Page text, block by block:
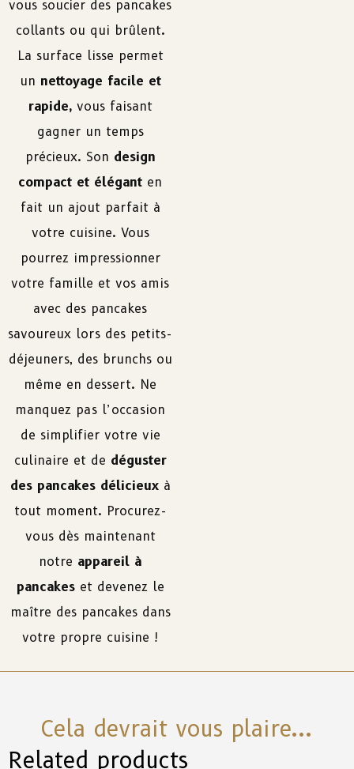
vous soucier des pancakes
collants ou qui brûlent.
La surface lisse permet
un nettoyage facile et
rapide,vous faisant
gagner un temps
précieux. Son design
compact et élégant en
fait un ajout parfait à
votre cuisine. Vous
pourrez impressionner
votre famille et vos amis
avec des pancakes
savoureux lors des petits-
déjeuners, des brunchs ou
même en dessert. Ne
manquez pas l’occasion
de simplifier votre vie
culinaire et de déguster
des pancakes délicieuxà
tout moment. Procurez-
vous dès maintenant
notre appareil à
pancakeset devenez le
maître des pancakes dans
votre propre cuisine !
Cela devrait vous plaire...
Related products